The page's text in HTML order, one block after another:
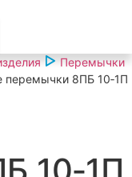
Перемычки
перемычки 8ПБ 10‑1П